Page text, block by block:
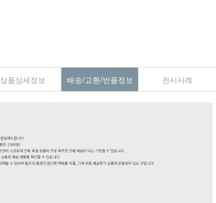
상품상세정보 배송/교환/반품정보 전시사례